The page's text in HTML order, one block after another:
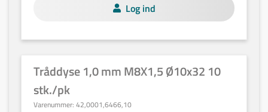
Log ind
Tråddyse 1,0 mm M8X1,5 Ø10x32 10
stk./pk
Varenummer: 42,0001,6466,10